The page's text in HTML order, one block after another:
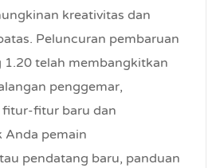
kreativitas dan
Peluncuran pembaruan
telah membangkitkan
penggemar,
fitur-fitur baru dan
Anda pemain
pendatang baru, panduan